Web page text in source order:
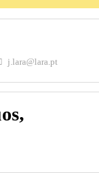
j.lara@lara.pt